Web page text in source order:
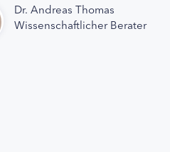
Dr. Andreas Thomas
Wissenschaftlicher Berater